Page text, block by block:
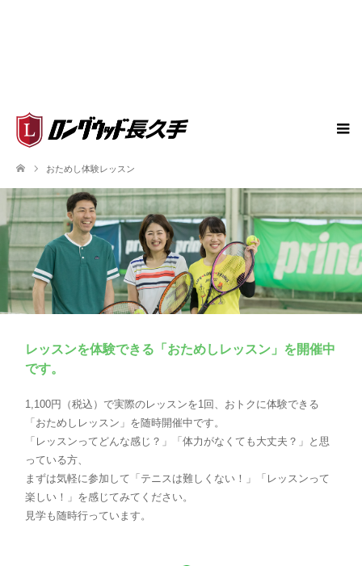
おためし体験レッスン
レッスンを体験できる「おためしレッスン」を開催中
です。
1,100円（税込）で実際のレッスンを1回、おトクに体験できる
「おためしレッスン」を随時開催中です。
「レッスンってどんな感じ？」「体力がなくても大丈夫？」と思
っている方、
まずは気軽に参加して「テニスは難しくない！」「レッスンって
楽しい！」を感じてみてください。
見学も随時行っています。